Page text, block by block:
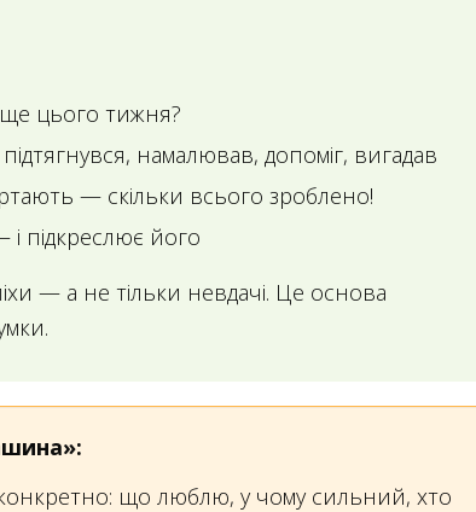
цього тижня?
намалював, допоміг, вигадав
— скільки всього зроблено!
підкреслює його
— а не тільки невдачі. Це основа
що люблю, у чому сильний, хто